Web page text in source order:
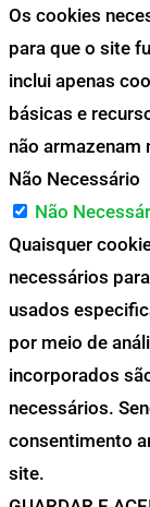
Os cookies
para que o site
inclui apenas
básicas e
não armazenam
Não Necessário
Não
Quaisquer
necessários
usados
por meio de
incorporados
necessários.
consentimento
site.